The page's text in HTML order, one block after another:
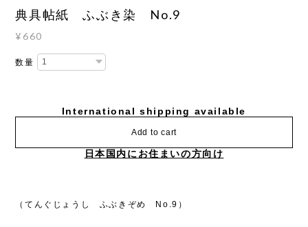
典具帖紙 ふぶき染 No.9
¥660
数量
International shipping available
Add to cart
日本国内にお住まいの方向け
（てんぐじょうし ふぶきぞめ No.9）